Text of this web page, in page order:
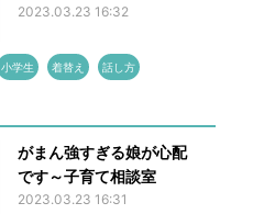
2023.03.23 16:32
小学生 着替え 話し方
がまん強すぎる娘が心配
です～子育て相談室
2023.03.23 16:31